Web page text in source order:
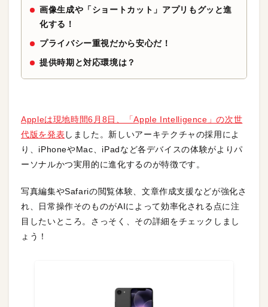
画像生成や「ショートカット」アプリもグッと進
化する！
プライバシー重視だから安心だ！
提供時期と対応環境は？
Appleは現地時間6月8日、「Apple Intelligence」の次世
代版を発表 しました。新しいアーキテクチャの採用によ
り、iPhoneやMac、iPadなど各デバイスの体験がよりパ
ーソナルかつ実用的に進化するのが特徴です。
写真編集やSafariの閲覧体験、文章作成支援などが強化さ
れ、日常操作そのものがAIによって効率化される点に注
目したいところ。さっそく、その詳細をチェックしまし
ょう！